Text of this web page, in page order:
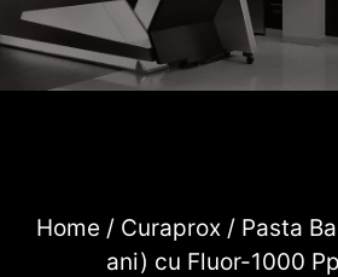
Home / Curaprox / Pasta
ani) cu Fluor-1000